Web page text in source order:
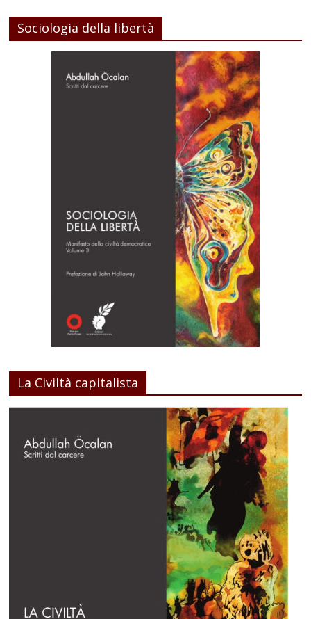
Sociologia della libertà
La Civiltà capitalista